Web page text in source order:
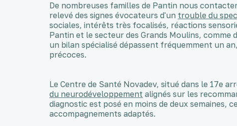
De nombreuses familles de Pantin nous
relevé des signes évocateurs d'un trouble du
sociales, intérêts très focalisés, réactions
Pantin et le secteur des Grands Moulins, comme
un bilan spécialisé dépassent fréquemment un
précoces.
Le Centre de Santé Novadev, situé dans le 17e
du neurodéveloppement alignés sur les
diagnostic est posé en moins de deux semaines,
accompagnements adaptés.